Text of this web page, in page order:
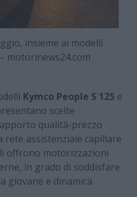
insieme ai modelli
motorinews24.com
Kymco People S 125 e
scelte
qualità-prezzo
rete assistenziale capillare
offrono motorizzazioni
in grado di soddisfare
giovane e dinamica.